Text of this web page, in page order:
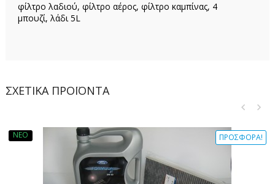
φίλτρο λαδιού, φίλτρο αέρος, φίλτρο καμπίνας, 4
μπουζί, λάδι 5L
ΣΧΕΤΙΚΆ ΠΡΟΪΌΝΤΑ
ΝΈΟ ΠΡΟΣΦΟΡΆ!